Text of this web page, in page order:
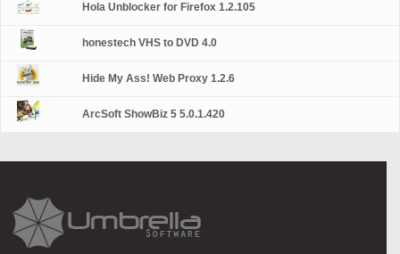
Hola Unblocker for Firefox 1.2.105
honestech VHS to DVD 4.0
Hide My Ass! Web Proxy 1.2.6
ArcSoft ShowBiz 5 5.0.1.420